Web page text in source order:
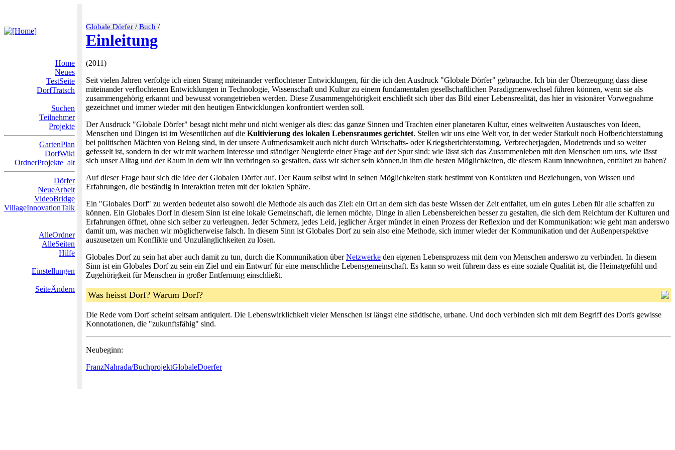
Globale Dörfer / Buch /
Einleitung
Home
Neues
TestSeite
DorfTratsch
Suchen
Teilnehmer
Projekte
GartenPlan
DorfWiki
OrdnerProjekte_alt
Dörfer
NeueArbeit
VideoBridge
VillageInnovationTalk
AlleOrdner
AlleSeiten
Hilfe
Einstellungen
SeiteÄndern
(2011)
Seit vielen Jahren verfolge ich einen Strang miteinander verflochtener Entwicklungen, für die ich den Ausdruck "Globale Dörfer" gebrauche. Ich bin der Überzeugung dass diese
miteinander verflochtenen Entwicklungen in Technologie, Wissenschaft und Kultur zu einem fundamentalen gesellschaftlichen Paradigmenwechsel führen können, wenn sie als
zusammengehörig erkannt und bewusst vorangetrieben werden. Diese Zusammengehörigkeit erschließt sich über das Bild einer Lebensrealität, das hier in visionärer Vorwegnahme
gezeichnet und immer wieder mit den heutigen Entwicklungen konfrontiert werden soll.
Der Ausdruck "Globale Dörfer" besagt nicht mehr und nicht weniger als dies: das ganze Sinnen und Trachten einer planetaren Kultur, eines weltweiten Austausches von Ideen,
Menschen und Dingen ist im Wesentlichen auf die Kultivierung des lokalen Lebensraumes gerichtet. Stellen wir uns eine Welt vor, in der weder Starkult noch Hofberichterstattung
bei politischen Mächten von Belang sind, in der unsere Aufmerksamkeit auch nicht durch Wirtschafts- oder Kriegsberichterstattung, Verbrecherjagden, Modetrends und so weiter
gefesselt ist, sondern in der wir mit wachem Interesse und ständiger Neugierde einer Frage auf der Spur sind: wie lässt sich das Zusammenleben mit den Menschen um uns, wie lässt
sich unser Alltag und der Raum in dem wir ihn verbringen so gestalten, dass wir sicher sein können,in ihm die besten Möglichkeiten, die diesem Raum innewohnen, entfaltet zu haben?
Auf dieser Frage baut sich die idee der Globalen Dörfer auf. Der Raum selbst wird in seinen Möglichkeiten stark bestimmt von Kontakten und Beziehungen, von Wissen und
Erfahrungen, die beständig in Interaktion treten mit der lokalen Sphäre.
Ein "Globales Dorf" zu werden bedeutet also sowohl die Methode als auch das Ziel: ein Ort an dem sich das beste Wissen der Zeit entfaltet, um ein gutes Leben für alle schaffen zu
können. Ein Globales Dorf in diesem Sinn ist eine lokale Gemeinschaft, die lernen möchte, Dinge in allen Lebensbereichen besser zu gestalten, die sich dem Reichtum der Kulturen und
Erfahrungen öffnet, ohne sich selber zu verleugnen. Jeder Schmerz, jedes Leid, jeglicher Ärger mündet in einen Prozess der Reflexion und der Kommunikation: wie geht man anderswo
damit um, was machen wir möglicherweise falsch. In diesem Sinn ist Globales Dorf zu sein also eine Methode, sich immer wieder der Kommunikation und der Außenperspektive
auszusetzen um Konflikte und Unzulänglichkeiten zu lösen.
Globales Dorf zu sein hat aber auch damit zu tun, durch die Kommunikation überNetzwerke den eigenen Lebensprozess mit dem von Menschen anderswo zu verbinden. In diesem
Sinn ist ein Globales Dorf zu sein ein Ziel und ein Entwurf für eine menschliche Lebensgemeinschaft. Es kann so weit führem dass es eine soziale Qualität ist, die Heimatgefühl und
Zugehörigkeit für Menschen in großer Entfernung einschließt.
Was heisst Dorf? Warum Dorf?
Die Rede vom Dorf scheint seltsam antiquiert. Die Lebenswirklichkeit vieler Menschen ist längst eine städtische, urbane. Und doch verbinden sich mit dem Begriff des Dorfs gewisse
Konnotationen, die "zukunftsfähig" sind.
Neubeginn:
FranzNahrada/BuchprojektGlobaleDoerfer